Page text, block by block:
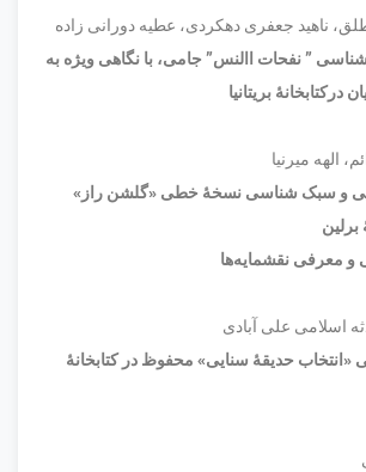
ناهید جعفری دهکردی، عطیه دورانی زاده
” نفحات االنس” جامی، با نگاهی ویژه به
درکتابخانۀ بریتانیا
الهه میرنیا
و سبک شناسی نسخۀ خطی «گلشن راز»
برلین
و معرفی نقشمایهها
اسلامی علی آبادی
حدیقۀ سنایی» محفوظ در کتابخانۀ